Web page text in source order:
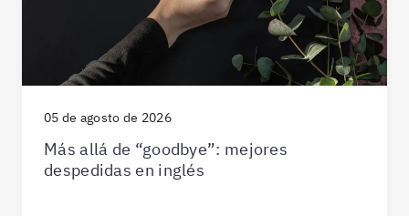
05 de agosto de 2026
Más allá de “goodbye”: mejores
despedidas en inglés